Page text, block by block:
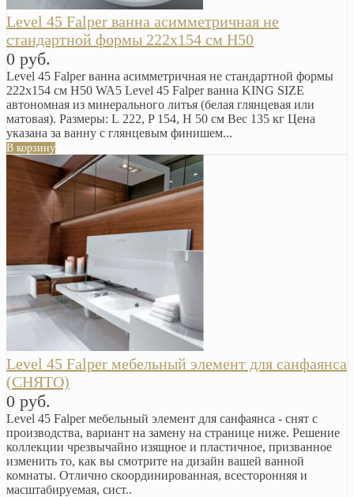
Level 45 Falper ванна асимметричная не
стандартной формы 222х154 см H50
0 руб.
Level 45 Falper ванна асимметричная не стандартной формы
222х154 см H50 WA5 Level 45 Falper ванна KING SIZE
автономная из минерального литья (белая глянцевая или
матовая). Размеры: L 222, P 154, H 50 см Вес 135 кг Цена
указана за ванну с глянцевым финишем...
В корзину
Level 45 Falper мебельный элемент для санфаянса
(СНЯТО)
0 руб.
Level 45 Falper мебельный элемент для санфаянса - снят с
производства, вариант на замену на странице ниже. Решение
коллекции чрезвычайно изящное и пластичное, призванное
изменить то, как вы смотрите на дизайн вашей ванной
комнаты. Отлично скоординированная, всесторонняя и
масштабируемая, сист..